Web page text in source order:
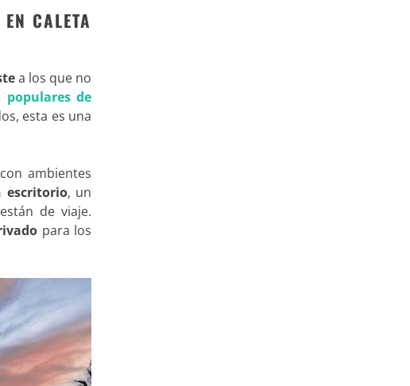
CALETA
a los que no
de
esta es una
ambientes
escritorio, un
de viaje.
para los